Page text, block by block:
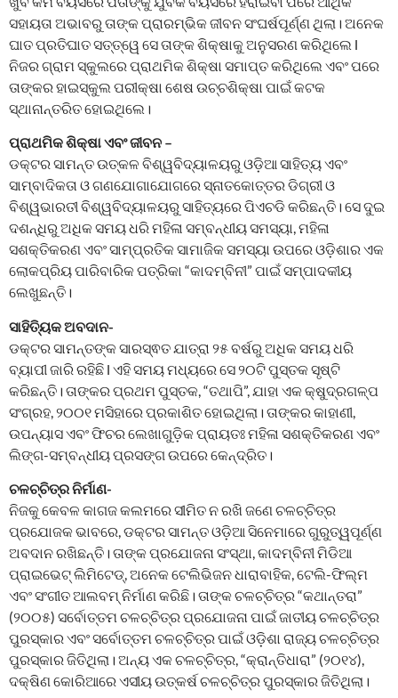
ସହାୟତା ଅଭାବରୁ ତାଙ୍କ ପ୍ରାରମ୍ଭିକ ଜୀବନ ସଂଘର୍ଷପୂର୍ଣ୍ଣ ଥିଲା। ଅନେକ
ଘାତ ପ୍ରତିଘାତ ସତ୍ତ୍ୱେ ସେ ତାଙ୍କ ଶିକ୍ଷାକୁ ଅନୁସରଣ କରିଥିଲେ l
ନିଜର ଗ୍ରାମ ସ୍କୁଲରେ ପ୍ରାଥମିକ ଶିକ୍ଷା ସମାପ୍ତ କରିଥିଲେ ଏବଂ ପରେ
ତାଙ୍କର ହାଇସ୍କୁଲ ପରୀକ୍ଷା ଶେଷ ଉଚ୍ଚଶିକ୍ଷା ପାଇଁ କଟକ
ସ୍ଥାନାନ୍ତରିତ ହୋଇଥିଲେ।
ପ୍ରାଥମିକ ଶିକ୍ଷା ଏବଂ ଜୀବନ –
ଡକ୍ଟର ସାମନ୍ତ ଉତ୍କଳ ବିଶ୍ୱବିଦ୍ୟାଳୟରୁ ଓଡ଼ିଆ ସାହିତ୍ୟ ଏବଂ
ସାମ୍ବାଦିକତା ଓ ଗଣଯୋଗାଯୋଗରେ ସ୍ନାତକୋତ୍ତର ଡିଗ୍ରୀ ଓ
ବିଶ୍ୱଭାରତୀ ବିଶ୍ୱବିଦ୍ୟାଳୟରୁ ସାହିତ୍ୟରେ ପିଏଚଡି କରିଛନ୍ତି। ସେ ଦୁଇ
ଦଶନ୍ଧିରୁ ଅଧିକ ସମୟ ଧରି ମହିଳା ସମ୍ବନ୍ଧୀୟ ସମସ୍ୟା, ମହିଳା
ସଶକ୍ତିକରଣ ଏବଂ ସାମ୍ପ୍ରତିକ ସାମାଜିକ ସମସ୍ୟା ଉପରେ ଓଡ଼ିଶାର ଏକ
ଲୋକପ୍ରିୟ ପାରିବାରିକ ପତ୍ରିକା “କାଦମ୍ବିନୀ” ପାଇଁ ସମ୍ପାଦକୀୟ
ଲେଖୁଛନ୍ତି।
ସାହିତ୍ୟିକ ଅବଦାନ-
ଡକ୍ଟର ସାମନ୍ତଙ୍କ ସାରସ୍ଵତ ଯାତ୍ରା ୨୫ ବର୍ଷରୁ ଅଧିକ ସମୟ ଧରି
ବ୍ୟାପୀ ଜାରି ରହିଛି l ଏହି ସମୟ ମଧ୍ୟରେ ସେ ୨୦ଟି ପୁସ୍ତକ ସୃଷ୍ଟି
କରିଛନ୍ତି। ତାଙ୍କର ପ୍ରଥମ ପୁସ୍ତକ, “ତଥାପି”, ଯାହା ଏକ କ୍ଷୁଦ୍ରଗଳ୍ପ
ସଂଗ୍ରହ, ୨୦୦୧ ମସିହାରେ ପ୍ରକାଶିତ ହୋଇଥିଲା। ତାଙ୍କର କାହାଣୀ,
ଉପନ୍ୟାସ ଏବଂ ଫିଚର ଲେଖାଗୁଡ଼ିକ ପ୍ରାୟତଃ ମହିଳା ସଶକ୍ତିକରଣ ଏବଂ
ଲିଙ୍ଗ-ସମ୍ବନ୍ଧୀୟ ପ୍ରସଙ୍ଗ ଉପରେ କେନ୍ଦ୍ରିତ।
ଚଳଚ୍ଚିତ୍ର ନିର୍ମାଣ-
ନିଜକୁ କେବଳ କାଗଜ କଲମରେ ସୀମିତ ନ ରଖି ଜଣେ ଚଳଚ୍ଚିତ୍ର
ପ୍ରଯୋଜକ ଭାବରେ, ଡକ୍ଟର ସାମନ୍ତ ଓଡ଼ିଆ ସିନେମାରେ ଗୁରୁତ୍ୱପୂର୍ଣ୍ଣ
ଅବଦାନ ରଖିଛନ୍ତି। ତାଙ୍କ ପ୍ରଯୋଜନା ସଂସ୍ଥା, କାଦମ୍ବିନୀ ମିଡିଆ
ପ୍ରାଇଭେଟ୍ ଲିମିଟେଡ୍, ଅନେକ ଟେଲିଭିଜନ ଧାରାବାହିକ, ଟେଲି-ଫିଲ୍ମ
ଏବଂ ସଂଗୀତ ଆଲବମ୍ ନିର୍ମାଣ କରିଛି। ତାଙ୍କ ଚଳଚ୍ଚିତ୍ର “କଥାନ୍ତରା”
(୨୦୦୫) ସର୍ବୋତ୍ତମ ଚଳଚ୍ଚିତ୍ର ପ୍ରଯୋଜନା ପାଇଁ ଜାତୀୟ ଚଳଚ୍ଚିତ୍ର
ପୁରସ୍କାର ଏବଂ ସର୍ବୋତ୍ତମ ଚଳଚ୍ଚିତ୍ର ପାଇଁ ଓଡ଼ିଶା ରାଜ୍ୟ ଚଳଚ୍ଚିତ୍ର
ପୁରସ୍କାର ଜିତିଥିଲା। ଅନ୍ୟ ଏକ ଚଳଚ୍ଚିତ୍ର, “କ୍ରାନ୍ତିଧାରା” (୨୦୧୪),
ଦକ୍ଷିଣ କୋରିଆରେ ଏସୀୟ ଉତ୍କର୍ଷ ଚଳଚ୍ଚିତ୍ର ପୁରସ୍କାର ଜିତିଥିଲା।